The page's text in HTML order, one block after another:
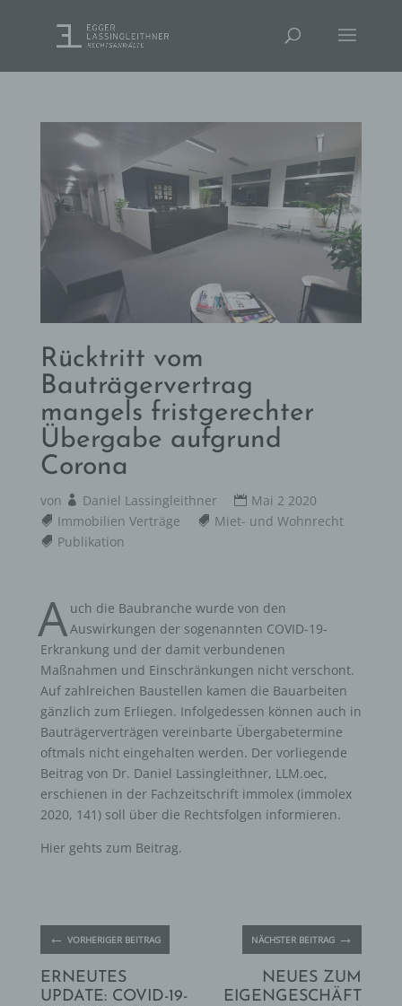
Rücktritt vom
Bauträgervertrag
mangels fristgerechter
Übergabe aufgrund
Corona
von Daniel Lassingleithner
Mai 2 2020
Immobilien Verträge
Miet- und Wohnrecht
Publikation
A uch die Baubranche wurde von den
Auswirkungen der sogenannten COVID-19-
Erkrankung und der damit verbundenen
Maßnahmen und Einschränkungen nicht verschont.
Auf zahlreichen Baustellen kamen die Bauarbeiten
gänzlich zum Erliegen. Infolgedessen können auch in
Bauträgerverträgen vereinbarte Übergabetermine
oftmals nicht eingehalten werden. Der vorliegende
Beitrag von Dr. Daniel Lassingleithner, LLM.oec,
erschienen in der Fachzeitschrift immolex (immolex
2020, 141) soll über die Rechtsfolgen informieren.
Hier gehts zum Beitrag.
← VORHERIGER BEITRAG
ERNEUTES
UPDATE: COVID-19-
NÄCHSTER BEITRAG →
NEUES ZUM
EIGENGESCHÄFT